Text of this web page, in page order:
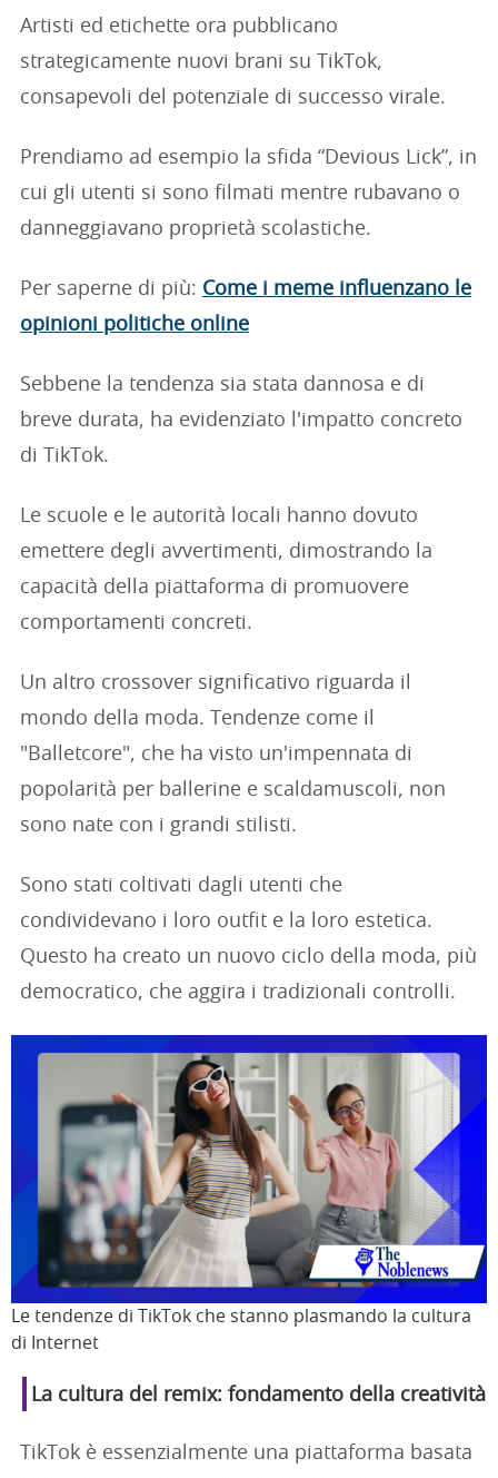
Artisti ed etichette ora pubblicano
strategicamente nuovi brani su TikTok,
consapevoli del potenziale di successo virale.
Prendiamo ad esempio la sfida “Devious Lick”, in
cui gli utenti si sono filmati mentre rubavano o
danneggiavano proprietà scolastiche.
Per saperne di più: Come i meme influenzano le
opinioni politiche online
Sebbene la tendenza sia stata dannosa e di
breve durata, ha evidenziato l'impatto concreto
di TikTok.
Le scuole e le autorità locali hanno dovuto
emettere degli avvertimenti, dimostrando la
capacità della piattaforma di promuovere
comportamenti concreti.
Un altro crossover significativo riguarda il
mondo della moda. Tendenze come il
"Balletcore", che ha visto un'impennata di
popolarità per ballerine e scaldamuscoli, non
sono nate con i grandi stilisti.
Sono stati coltivati dagli utenti che
condividevano i loro outfit e la loro estetica.
Questo ha creato un nuovo ciclo della moda, più
democratico, che aggira i tradizionali controlli.
Le tendenze di TikTok che stanno plasmando la cultura
di Internet
La cultura del remix: fondamento della creatività
TikTok è essenzialmente una piattaforma basata